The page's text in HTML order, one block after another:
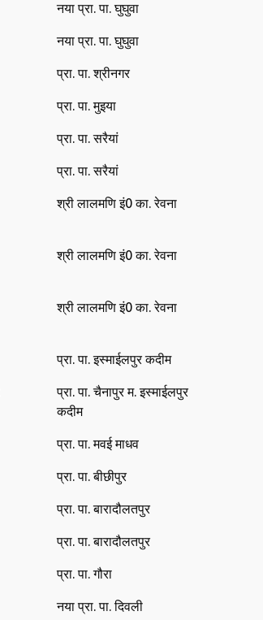
नया प्रा. पा. घुघुवा
नया प्रा. पा. घुघुवा
प्रा. पा. श्रीनगर
प्रा. पा. मुइया
प्रा. पा. सरैयां
प्रा. पा. सरैयां
श्री लालमणि इं0 का. रेवना
श्री लालमणि इं0 का. रेवना
श्री लालमणि इं0 का. रेवना
प्रा. पा. इस्‍माईलपुर कदीम
प्रा. पा. चैनापुर म. इस्‍माईलपुर
कदीम
प्रा. पा. मवई माधव
प्रा. पा. बीछीपुर
प्रा. पा. बारादौलतपुर
प्रा. पा. बारादौलतपुर
प्रा. पा. गौरा
नया प्रा. पा. दिवली